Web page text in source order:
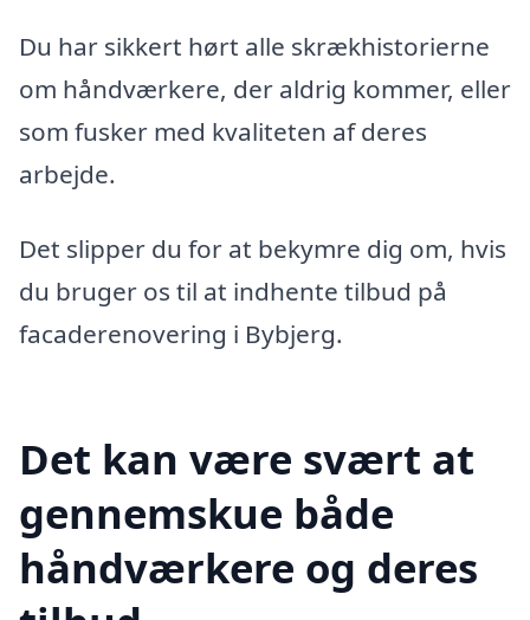
Du har sikkert hørt alle skrækhistorierne
om håndværkere, der aldrig kommer, eller
som fusker med kvaliteten af deres
arbejde.
Det slipper du for at bekymre dig om, hvis
du bruger os til at indhente tilbud på
facaderenovering i Bybjerg.
Det kan være svært at
gennemskue både
håndværkere og deres